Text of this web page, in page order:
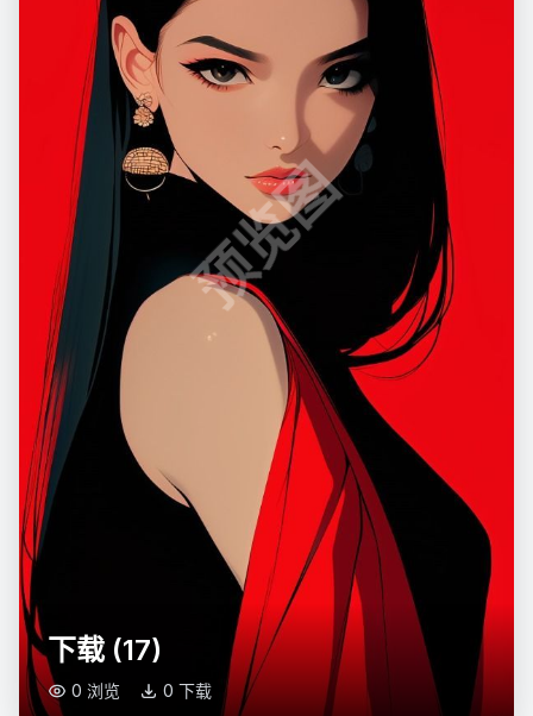
预览图
下载 (17)
0 浏览 0 下载